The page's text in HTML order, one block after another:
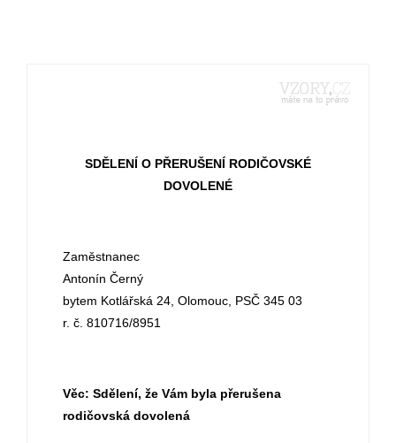
SDĚLENÍ O PŘERUŠENÍ RODIČOVSKÉ
DOVOLENÉ
Zaměstnanec
Antonín Černý
bytem Kotlářská 24, Olomouc, PSČ 345 03
r. č. 810716/8951
Věc: Sdělení, že Vám byla přerušena
rodičovská dovolená